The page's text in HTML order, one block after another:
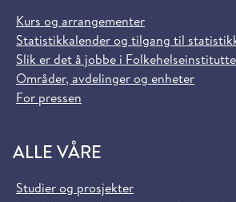
Kurs og arrangementer
Statistikkalender og tilgang til
Slik er det å jobbe i
Områder, avdelinger og enheter
For pressen
ALLE VÅRE
Studier og prosjekter